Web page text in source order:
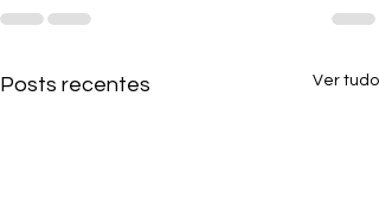
Posts recentes Ver tudo